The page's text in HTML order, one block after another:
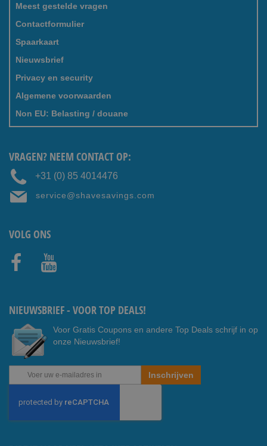
Meest gestelde vragen
Contactformulier
Spaarkaart
Nieuwsbrief
Privacy en security
Algemene voorwaarden
Non EU: Belasting / douane
VRAGEN? NEEM CONTACT OP:
+31 (0) 85 4014476
service@shavesavings.com
VOLG ONS
NIEUWSBRIEF - VOOR TOP DEALS!
Voor Gratis Coupons en andere Top Deals schrijf in op
onze Nieuwsbrief!
Abonneer
u
onze
nieuwsbrief
Inschrijven